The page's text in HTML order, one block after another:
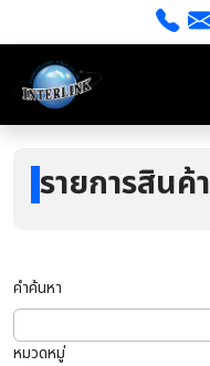
รายการสินค้า
คำค้นหา
หมวดหมู่